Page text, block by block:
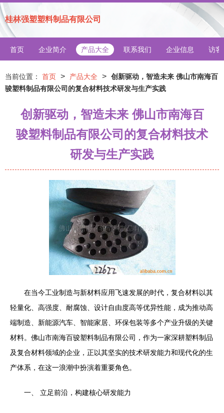
桂林强塑塑料制品有限公司
首页 企业简介 产品大全 联系我们 企业信息 访客
当前位置： 首页 > 产品大全 > 创新驱动，智造未来 佛山市南海百
骏塑料制品有限公司的复合材料技术研发与生产实践
创新驱动，智造未来 佛山市南海百
骏塑料制品有限公司的复合材料技术
研发与生产实践
在当今工业制造与新材料应用飞速发展的时代，复合材料以其
轻量化、高强度、耐腐蚀、设计自由度高等优异性能，成为推动高
端制造、新能源汽车、智能家居、环保包装等多个产业升级的关键
材料。佛山市南海百骏塑料制品有限公司，作为一家深耕塑料制品
及复合材料领域的企业，正以其坚实的技术研发能力和现代化的生
产体系，在这一浪潮中扮演着重要角色。
一、 立足前沿，构建核心研发能力